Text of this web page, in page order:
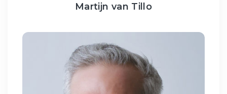
Martijn van Tillo